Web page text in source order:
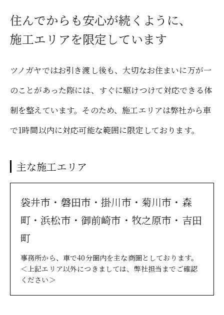
住んでからも安心が続くように、
施工エリアを限定しています
ツノガヤではお引き渡し後も、大切なお住まいに万が一
のことがあった際には、すぐに駆けつけて対応できる体
制を整えています。そのため、施工エリアは弊社から車
で1時間以内に対応可能な範囲に限定しております。
主な施工エリア
袋井市・磐田市・掛川市・菊川市・森
町・浜松市・御前崎市・牧之原市・吉田
町
事務所から、車で40分圏内を主な商圏としております。
＜上記エリア以外につきましては、弊社担当までご確認
ください＞